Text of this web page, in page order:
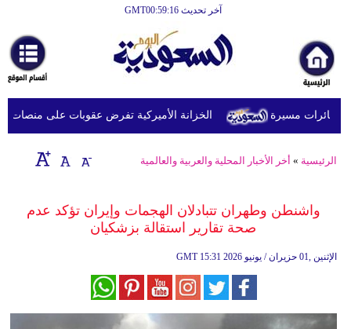
آخر تحديث GMT00:59:16
أخبارعاجلة
رياضة
ثقافة
إقتصاد
وموسيقى
الخزانة الأميركية تفرض عقوبات على منصات مسيرة
الرئيسية » أخر الأخبار المحلية والعربية والعالمية
واشنطن وطهران تتبادلان الهجمات وإيران تؤكد عدم
صحة تقارير استقالة بزشكيان
GMT 15:31 2026 الإثنين ,01 حزيران / يونيو